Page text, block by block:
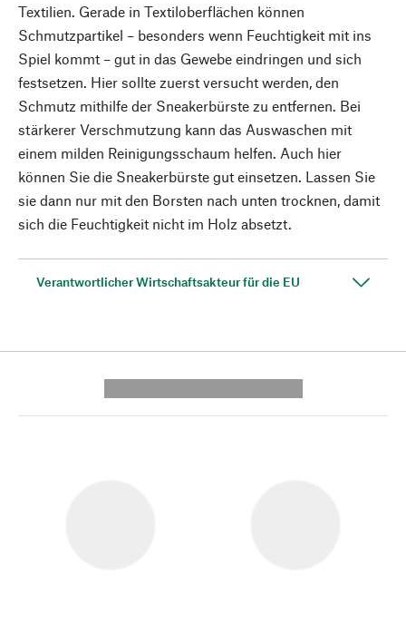
Textilien. Gerade in Textiloberflächen können
Schmutzpartikel – besonders wenn Feuchtigkeit mit ins
Spiel kommt – gut in das Gewebe eindringen und sich
festsetzen. Hier sollte zuerst versucht werden, den
Schmutz mithilfe der Sneakerbürste zu entfernen. Bei
stärkerer Verschmutzung kann das Auswaschen mit
einem milden Reinigungsschaum helfen. Auch hier
können Sie die Sneakerbürste gut einsetzen. Lassen Sie
sie dann nur mit den Borsten nach unten trocknen, damit
sich die Feuchtigkeit nicht im Holz absetzt.
Verantwortlicher Wirtschaftsakteur für die EU